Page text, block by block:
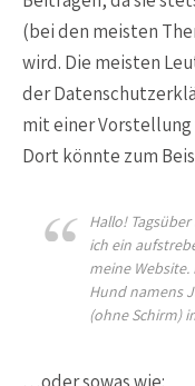
(bei den meisten
wird. Die meisten
der
mit einer Vorstellung
Dort könnte zum
Hallo!
ich ein
meine
Hund namens
(ohne Schirm)